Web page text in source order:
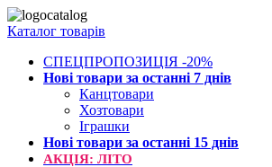
Каталог товарів
СПЕЦПРОПОЗИЦІЯ -20%
Нові товари за останнi 7 днiв
Канцтовари
Хозтовари
Іграшки
Нові товари за останнi 15 днiв
АКЦІЯ: ЛІТО